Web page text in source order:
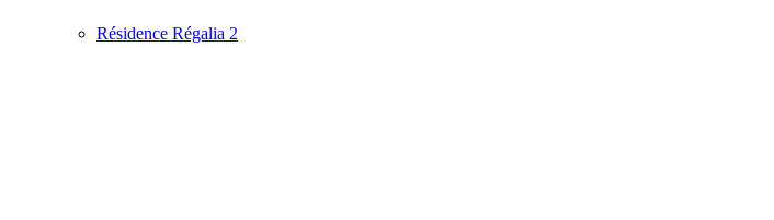
Résidence Régalia 2